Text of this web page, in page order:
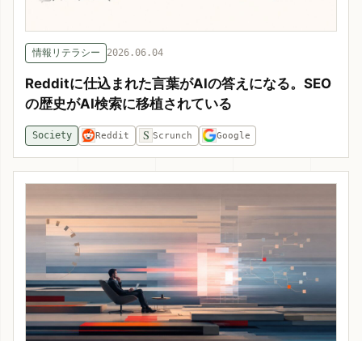
情報リテラシー 2026.06.04
Redditに仕込まれた言葉がAIの答えになる。SEO
の歴史がAI検索に移植されている
Society Reddit S Scrunch Google